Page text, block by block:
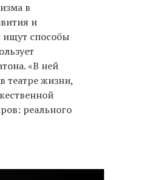
в
и
способы
«В ней
театре жизни,
реального